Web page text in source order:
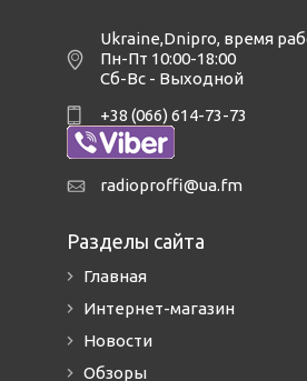
Ukraine,Dnipro, время
Пн-Пт 10:00-18:00
Сб-Вс - Выходной
+38 (066) 614-73-73
radioproffi@ua.fm
Разделы сайта
Главная
Интернет-магазин
Новости
Обзоры